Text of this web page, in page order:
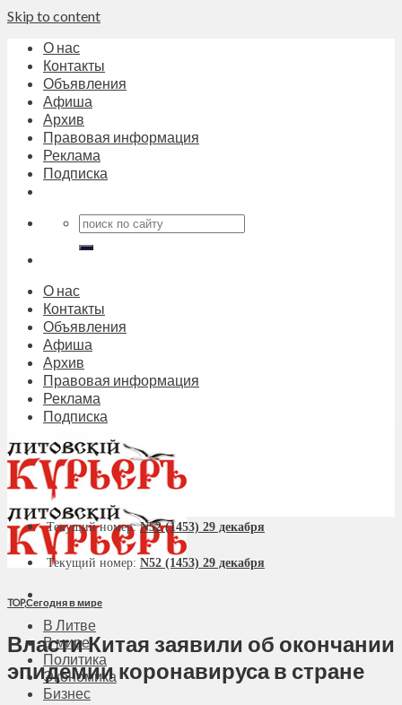
Skip to content
О нас
Контакты
Объявления
Афиша
Архив
Правовая информация
Реклама
Подписка
О нас
Контакты
Объявления
Афиша
Архив
Правовая информация
Реклама
Подписка
В Литве
В мире
Политика
Экономика
Бизнес
Текущий номер:N52 (1453) 29 декабря
Текущий номер: N52 (1453) 29 декабря
TOP,Сегодня в мире
Власти Китая заявили об окончании
эпидемии коронавируса в стране